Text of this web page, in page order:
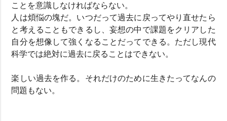
ことを意識しなければならない。
人は煩悩の塊だ。いつだって過去に戻ってやり直せたら
と考えることもできるし、妄想の中で課題をクリアした
自分を想像して強くなることだってできる。ただし現代
科学では絶対に過去に戻ることはできない。
楽しい過去を作る。それだけのために生きたってなんの
問題もない。